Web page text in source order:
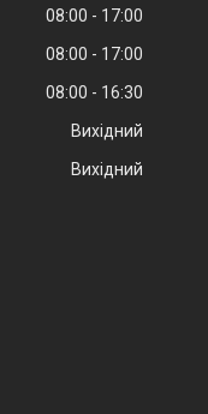
08:00
17:00
08:00
17:00
08:00
16:30
Вихідний
Вихідний